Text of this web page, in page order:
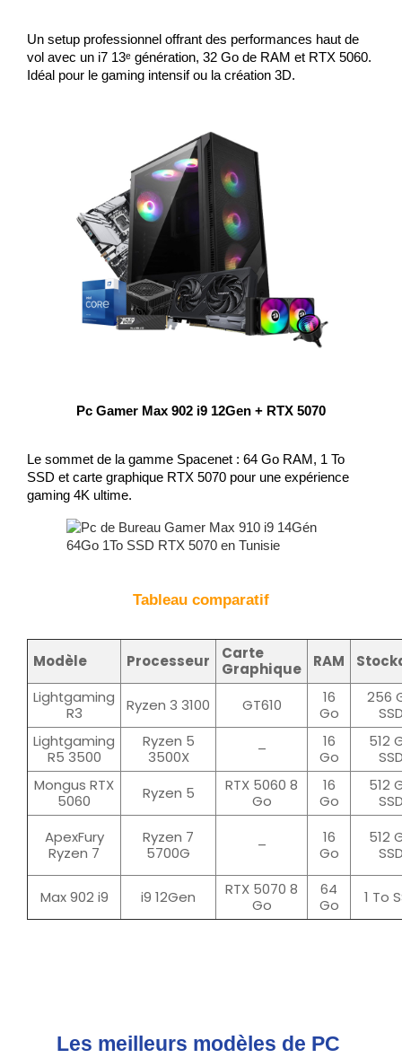
Un setup professionnel offrant des performances haut de
vol avec un i7 13ᵉ génération, 32 Go de RAM et RTX 5060.
Idéal pour le gaming intensif ou la création 3D.
Pc Gamer Max 902 i9 12Gen + RTX 5070
Le sommet de la gamme Spacenet : 64 Go RAM, 1 To
SSD et carte graphique RTX 5070 pour une expérience
gaming 4K ultime.
Tableau comparatif
Modèle Processeur
Carte
Graphique
RAM
Lightgaming
R3
Ryzen 3 3100 GT610
16
Go
256
Lightgaming
R5 3500
Ryzen 5
3500X
–
16
Go
512
Mongus RTX
5060
Ryzen 5
RTX 5060 8
Go
16
Go
512
ApexFury
Ryzen 7
Ryzen 7
5700G
–
16
Go
512
Max 902 i9 i9 12Gen
RTX 5070 8
Go
64
Go
1 To
Les meilleurs modèles de PC